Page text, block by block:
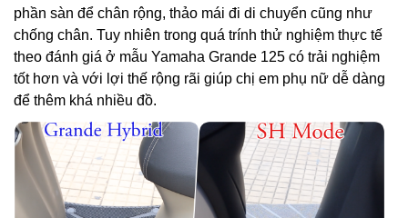
phần sàn để chân rộng, thảo mái đi di chuyển cũng như
chống chân. Tuy nhiên trong quá trính thử nghiệm thực tế
theo đánh giá ở mẫu Yamaha Grande 125 có trải nghiệm
tốt hơn và với lợi thế rộng rãi giúp chị em phụ nữ dễ dàng
để thêm khá nhiều đồ.